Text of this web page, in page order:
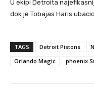
U ekipi Detroita
dok je Tobajas Haris
TAGS Detroit Pistons
Orlando Magic
phoenix